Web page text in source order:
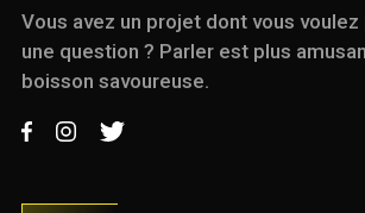
Vous avez un projet dont vous voulez
une question ? Parler est plus
boisson savoureuse.